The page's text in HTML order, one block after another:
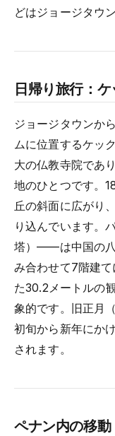
どはジョージタウ
日帰り旅行：
ジョージタウンか
ムに位置するケッ
大の仏教寺院であ
地のひとつです。
丘の斜面に広がり
り込んでいます。
塔）——は中国の八
み合わせて7階建
た30.2メートルの
象的です。旧正月
初旬から新年にか
されます。
ペナン内の移動